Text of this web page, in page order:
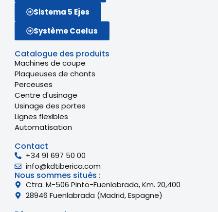
Sistema 5 Ejes
Système Caelus
Catalogue des produits
Machines de coupe
Plaqueuses de chants
Perceuses
Centre d'usinage
Usinage des portes
Lignes flexibles
Automatisation
Contact
+34 91 697 50 00
info@kdtiberica.com
Nous sommes situés :
Ctra. M-506 Pinto-Fuenlabrada, Km. 20,400
28946 Fuenlabrada (Madrid, Espagne)